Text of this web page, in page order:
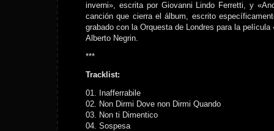
inverni», escrita por Giovanni Lindo Ferretti, y
canción que cierra el álbum, escrito
grabado con la Orquesta de Londres para la película
Alberto Negrin.
***
Tracklist:
01. Inafferrabile
02. Non Dirmi Dove non Dirmi Quando
03. Non ti Dimentico
04. Sospesa